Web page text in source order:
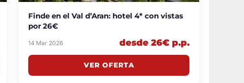
Finde en el Val d’Aran: hotel 4* con vistas
por 26€
14 Mar 2026 desde 26€ p.p.
VER OFERTA